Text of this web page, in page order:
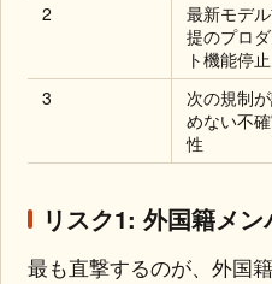
2
最新モデ
提のプロ
ト機能停止
3
次の規制
めない不
性
リスク1: 外国籍メ
最も直撃するのが、外国